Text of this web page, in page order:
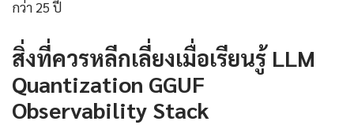
กว่า 25 ปี
สิ่งที่ควรหลีกเลี่ยงเมื่อเรียนรู้ LLM
Quantization GGUF
Observability Stack